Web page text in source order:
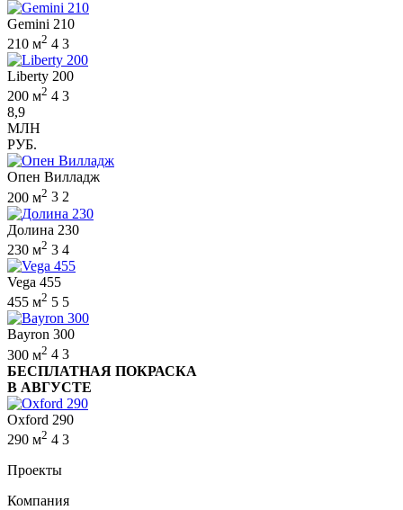
Gemini 210
210 м2 4 3
Liberty 200
200 м2 4 3
8,9
МЛН
РУБ.
Опен Вилладж
200 м2 3 2
Долина 230
230 м2 3 4
Vega 455
455 м2 5 5
Bayron 300
300 м2 4 3
БЕСПЛАТНАЯ ПОКРАСКА
В АВГУСТЕ
Oxford 290
290 м2 4 3
Проекты
Компания